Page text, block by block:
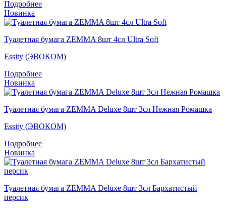
Подробнее
Новинка
Туалетная бумага ZEMMA 8шт 4сл Ultra Soft
Essity (ЭВОКОМ)
Подробнее
Новинка
Туалетная бумага ZEMMA Deluxe 8шт 3сл Нежная Ромашка
Essity (ЭВОКОМ)
Подробнее
Новинка
Туалетная бумага ZEMMA Deluxe 8шт 3сл Бархатистый
персик